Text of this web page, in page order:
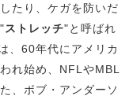
たり、ケガを防いだ
ストレッチ"と呼ばれ
、60年代にアメリカ
れ始め、NFLやMBL
、ボブ・アンダーソ